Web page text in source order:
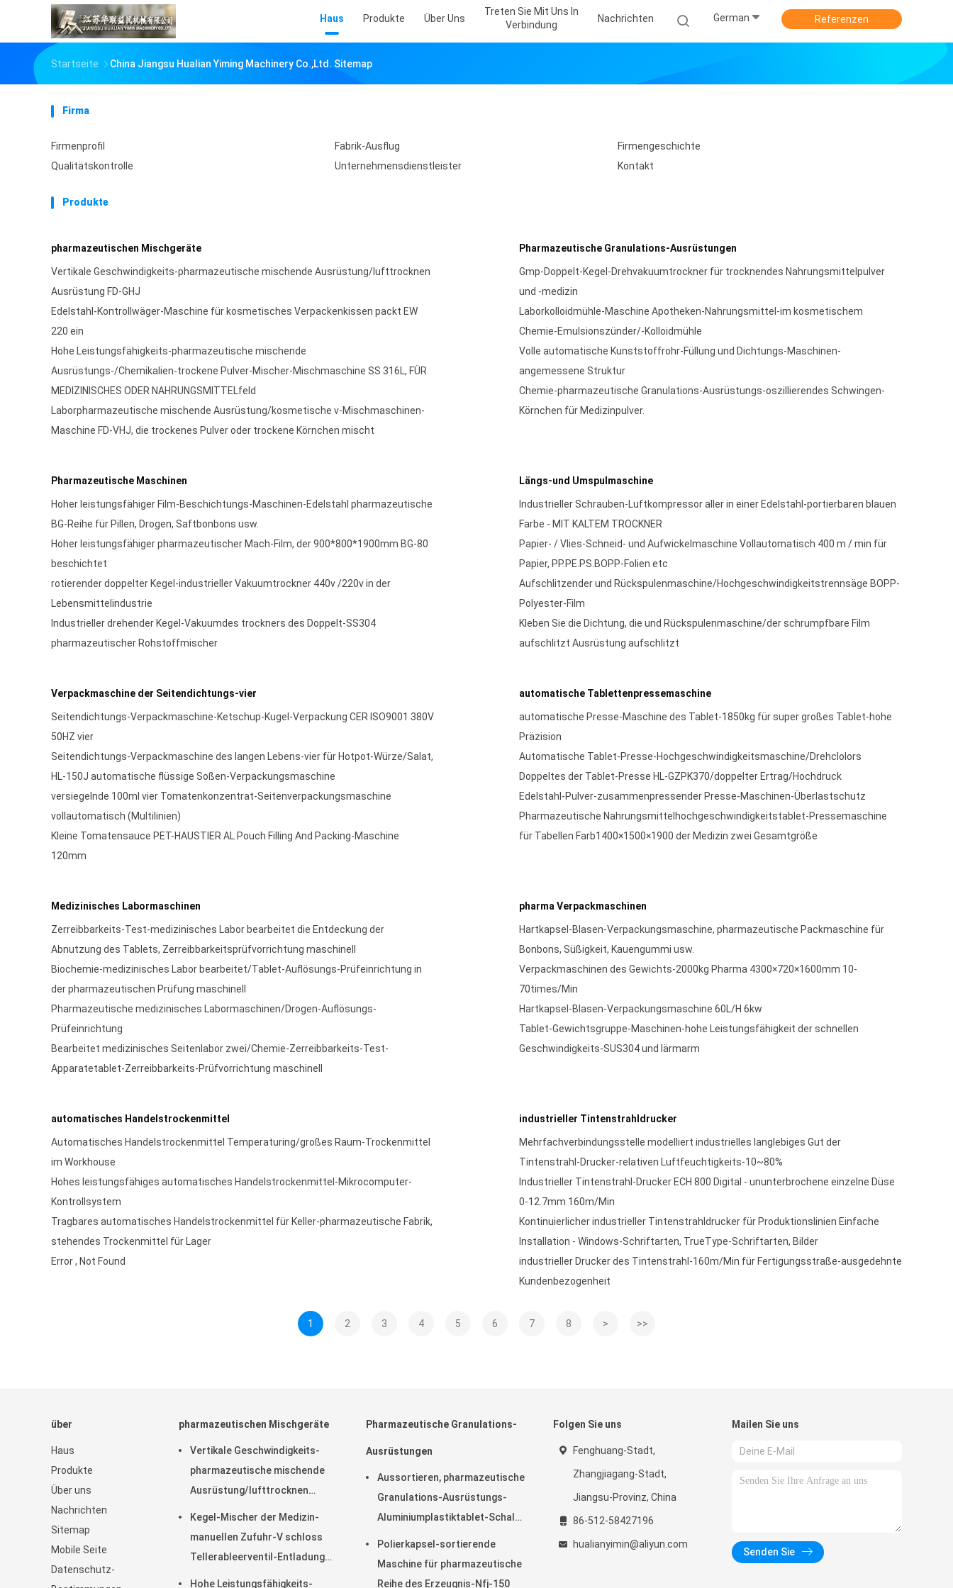
Haus Produkte Über Uns
Treten Sie Mit Uns In
Verbindung
Nachrichten German Referenzen
Startseite China Jiangsu Hualian Yiming Machinery Co.,Ltd. Sitemap
Firma
Firmenprofil Fabrik-Ausflug
Firmengeschichte
Qualitätskontrolle
Unternehmensdienstleister Kontakt
Produkte
pharmazeutischen Mischgeräte
Vertikale Geschwindigkeits-pharmazeutische mischende Ausrüstung/lufttrocknen
Ausrüstung FD-GHJ
Edelstahl-Kontrollwäger-Maschine für kosmetisches Verpackenkissen packt EW
220 ein
Hohe Leistungsfähigkeits-pharmazeutische mischende
Ausrüstungs-/Chemikalien-trockene Pulver-Mischer-Mischmaschine SS 316L, FÜR
MEDIZINISCHES ODER NAHRUNGSMITTELfeld
Laborpharmazeutische mischende Ausrüstung/kosmetische v-Mischmaschinen-
Maschine FD-VHJ, die trockenes Pulver oder trockene Körnchen mischt
Pharmazeutische Granulations-Ausrüstungen
Gmp-Doppelt-Kegel-Drehvakuumtrockner für trocknendes Nahrungsmittelpulver
und -medizin
Laborkolloidmühle-Maschine Apotheken-Nahrungsmittel-im kosmetischem
Chemie-Emulsionszünder/-Kolloidmühle
Volle automatische Kunststoffrohr-Füllung und Dichtungs-Maschinen-
angemessene Struktur
Chemie-pharmazeutische Granulations-Ausrüstungs-oszillierendes Schwingen-
Körnchen für Medizinpulver.
Pharmazeutische Maschinen
Hoher leistungsfähiger Film-Beschichtungs-Maschinen-Edelstahl pharmazeutische
BG-Reihe für Pillen, Drogen, Saftbonbons usw.
Hoher leistungsfähiger pharmazeutischer Mach-Film, der 900*800*1900mm BG-80
beschichtet
rotierender doppelter Kegel-industrieller Vakuumtrockner 440v /220v in der
Lebensmittelindustrie
Industrieller drehender Kegel-Vakuumdes trockners des Doppelt-SS304
pharmazeutischer Rohstoffmischer
Längs-und Umspulmaschine
Industrieller Schrauben-Luftkompressor aller in einer Edelstahl-portierbaren blauen
Farbe - MIT KALTEM TROCKNER
Papier- / Vlies-Schneid- und Aufwickelmaschine Vollautomatisch 400 m / min für
Papier, PP.PE.PS.BOPP-Folien etc
Aufschlitzender und Rückspulenmaschine/Hochgeschwindigkeitstrennsäge BOPP-
Polyester-Film
Kleben Sie die Dichtung, die und Rückspulenmaschine/der schrumpfbare Film
aufschlitzt Ausrüstung aufschlitzt
Verpackmaschine der Seitendichtungs-vier
Seitendichtungs-Verpackmaschine-Ketschup-Kugel-Verpackung CER ISO9001 380V
50HZ vier
Seitendichtungs-Verpackmaschine des langen Lebens-vier für Hotpot-Würze/Salat,
HL-150J automatische flüssige Soßen-Verpackungsmaschine
versiegelnde 100ml vier Tomatenkonzentrat-Seitenverpackungsmaschine
vollautomatisch (Multilinien)
Kleine Tomatensauce PET-HAUSTIER AL Pouch Filling And Packing-Maschine
120mm
automatische Tablettenpressemaschine
automatische Presse-Maschine des Tablet-1850kg für super großes Tablet-hohe
Präzision
Automatische Tablet-Presse-Hochgeschwindigkeitsmaschine/Drehclolors
Doppeltes der Tablet-Presse HL-GZPK370/doppelter Ertrag/Hochdruck
Edelstahl-Pulver-zusammenpressender Presse-Maschinen-Überlastschutz
Pharmazeutische Nahrungsmittelhochgeschwindigkeitstablet-Pressemaschine
für Tabellen Farb1400×1500×1900 der Medizin zwei Gesamtgröße
Medizinisches Labormaschinen
Zerreibbarkeits-Test-medizinisches Labor bearbeitet die Entdeckung der
Abnutzung des Tablets, Zerreibbarkeitsprüfvorrichtung maschinell
Biochemie-medizinisches Labor bearbeitet/Tablet-Auflösungs-Prüfeinrichtung in
der pharmazeutischen Prüfung maschinell
Pharmazeutische medizinisches Labormaschinen/Drogen-Auflösungs-
Prüfeinrichtung
Bearbeitet medizinisches Seitenlabor zwei/Chemie-Zerreibbarkeits-Test-
Apparatetablet-Zerreibbarkeits-Prüfvorrichtung maschinell
pharma Verpackmaschinen
Hartkapsel-Blasen-Verpackungsmaschine, pharmazeutische Packmaschine für
Bonbons, Süßigkeit, Kauengummi usw.
Verpackmaschinen des Gewichts-2000kg Pharma 4300×720×1600mm 10-
70times/Min
Hartkapsel-Blasen-Verpackungsmaschine 60L/H 6kw
Tablet-Gewichtsgruppe-Maschinen-hohe Leistungsfähigkeit der schnellen
Geschwindigkeits-SUS304 und lärmarm
automatisches Handelstrockenmittel
Automatisches Handelstrockenmittel Temperaturing/großes Raum-Trockenmittel
im Workhouse
Hohes leistungsfähiges automatisches Handelstrockenmittel-Mikrocomputer-
Kontrollsystem
Tragbares automatisches Handelstrockenmittel für Keller-pharmazeutische Fabrik,
stehendes Trockenmittel für Lager
Error , Not Found
industrieller Tintenstrahldrucker
Mehrfachverbindungsstelle modelliert industrielles langlebiges Gut der
Tintenstrahl-Drucker-relativen Luftfeuchtigkeits-10~80%
Industrieller Tintenstrahl-Drucker ECH 800 Digital - ununterbrochene einzelne Düse
0-12.7mm 160m/Min
Kontinuierlicher industrieller Tintenstrahldrucker für Produktionslinien Einfache
Installation - Windows-Schriftarten, TrueType-Schriftarten, Bilder
industrieller Drucker des Tintenstrahl-160m/Min für Fertigungsstraße-ausgedehnte
Kundenbezogenheit
1 2 3 4 5 6 7 8 > >>
über
Haus
Produkte
Über uns
Nachrichten
Sitemap
Mobile Seite
Datenschutz-
pharmazeutischen Mischgeräte
Vertikale Geschwindigkeits-
pharmazeutische mischende
Ausrüstung/lufttrocknen
Kegel-Mischer der Medizin-
manuellen Zufuhr-V schloss
Tellerableerventil-Entladung
Hohe Leistungsfähigkeits-
Pharmazeutische Granulations-
Ausrüstungen
Aussortieren, pharmazeutische
Granulations-Ausrüstungs-
Aluminiumplastiktablet-Schale
Polierkapsel-sortierende
Maschine für pharmazeutische
Reihe des Erzeugnis-Nfj-150
Folgen Sie uns
Fenghuang-Stadt,
Zhangjiagang-Stadt,
Jiangsu-Provinz, China
86-512-58427196
hualianyimin@aliyun.com
Mailen Sie uns
Senden Sie